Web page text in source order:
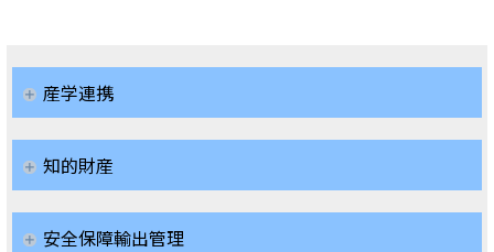
産学連携
知的財産
安全保障輸出管理